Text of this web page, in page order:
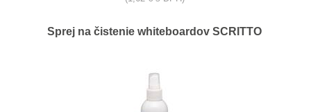
Sprej na čistenie whiteboardov SCRITTO